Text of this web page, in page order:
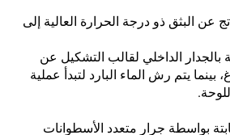
عن البثق ذو درجة الحرارة العالية إلى
بالجدار الداخلي لقالب التشكيل عن
يتم رش الماء البارد لتبدأ عملية
بواسطة جرار متعدد الأسطوانات